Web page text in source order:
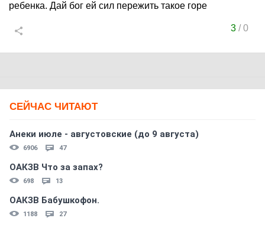
ребенка. Дай бог ей сил пережить такое горе
3/0
СЕЙЧАС ЧИТАЮТ
Анеки июле - августовские (до 9 августа)
6906 47
ОАКЗВ Что за запах?
698 13
ОАКЗВ Бабушкофон.
1188 27